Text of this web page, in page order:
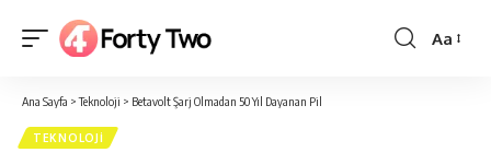
Yazı
Aa
Ana Sayfa >Teknoloji > Betavolt Şarj Olmadan 50 Yıl Dayanan Pil
TEKNOLOJI